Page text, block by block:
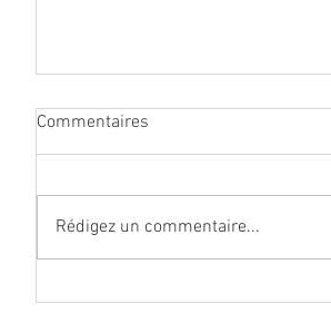
Commentaires
Rédigez un commentaire...